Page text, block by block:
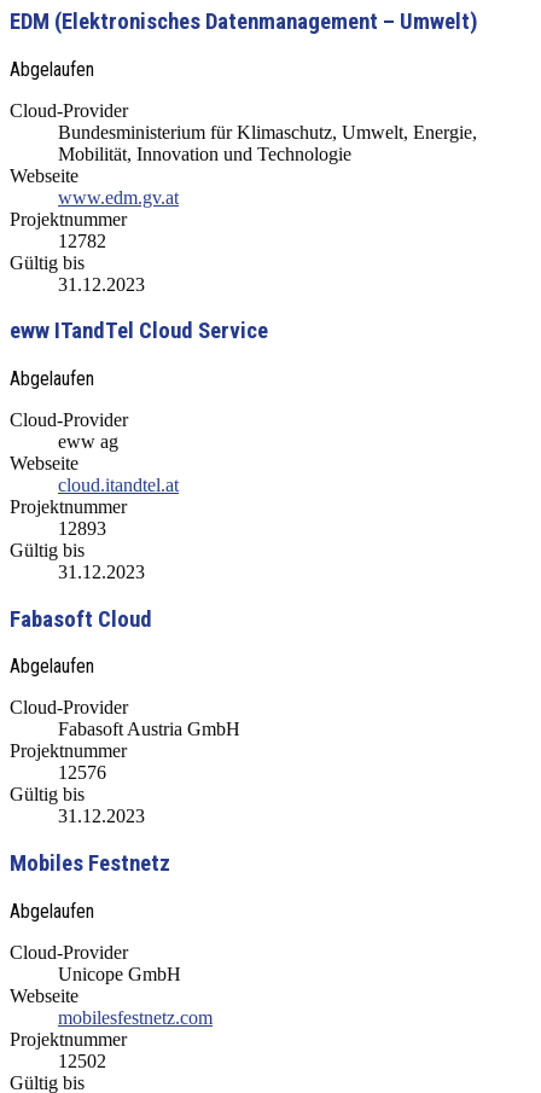
EDM (Elektronisches Datenmanagement – Umwelt)
Abgelaufen
Cloud-Provider
Bundesministerium für Klimaschutz, Umwelt, Energie,
Mobilität, Innovation und Technologie
Webseite
www.edm.gv.at
Projektnummer
12782
Gültig bis
31.12.2023
eww ITandTel Cloud Service
Abgelaufen
Cloud-Provider
eww ag
Webseite
cloud.itandtel.at
Projektnummer
12893
Gültig bis
31.12.2023
Fabasoft Cloud
Abgelaufen
Cloud-Provider
Fabasoft Austria GmbH
Projektnummer
12576
Gültig bis
31.12.2023
Mobiles Festnetz
Abgelaufen
Cloud-Provider
Unicope GmbH
Webseite
mobilesfestnetz.com
Projektnummer
12502
Gültig bis